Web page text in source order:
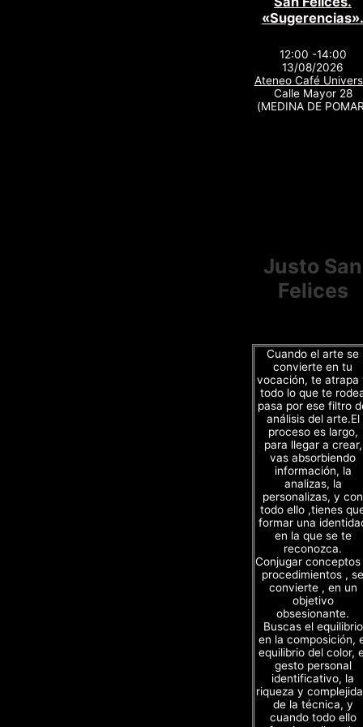
«Sugerencias».
12:00 -14:00
13/08/2026
Ateneo Café
Calle Mayor 28
(MEDINA DE
Justo San
Felices
Cuando el arte se
convierte en tu
vocación, te atrapa
todo lo que te
pasa por ese filtro
análisis del arte.El
proceso es largo,
para llegar a crear,
vas absorbiendo
información, la
analizas, la
personalizas, y con
todo ello ,tienes
formar una
en la que se te
reconozca.
Conjugar
procedimientos , se
convierte , en un
objetivo
obsesionante.
Buscas el equilibrio
en la composición,
equilibrio del color,
gesto personal
identificativo, la
riqueza y
de la técnica, y
cuando todo ello